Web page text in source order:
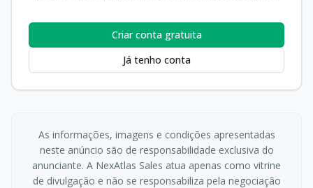
Criar conta gratuita
Já tenho conta
As informações, imagens e condições apresentadas
neste anúncio são de responsabilidade exclusiva do
anunciante. A NexAtlas Sales atua apenas como vitrine
de divulgação e não se responsabiliza pela negociação